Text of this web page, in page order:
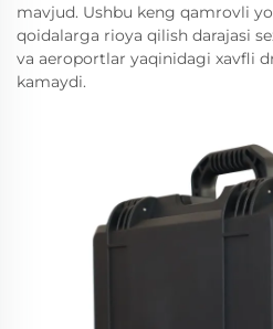
mavjud. Ushbu keng qamrovli
qoidalarga rioya qilish darajasi
va aeroportlar yaqinidagi xavfli
kamaydi.